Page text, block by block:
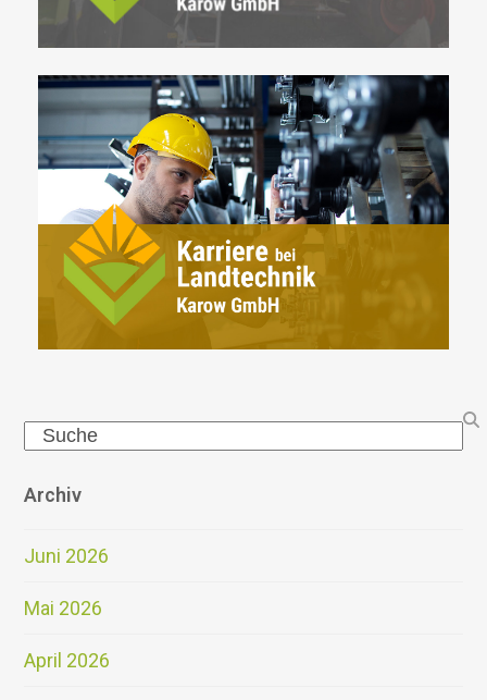
Search
Archiv
Juni 2026
Mai 2026
April 2026